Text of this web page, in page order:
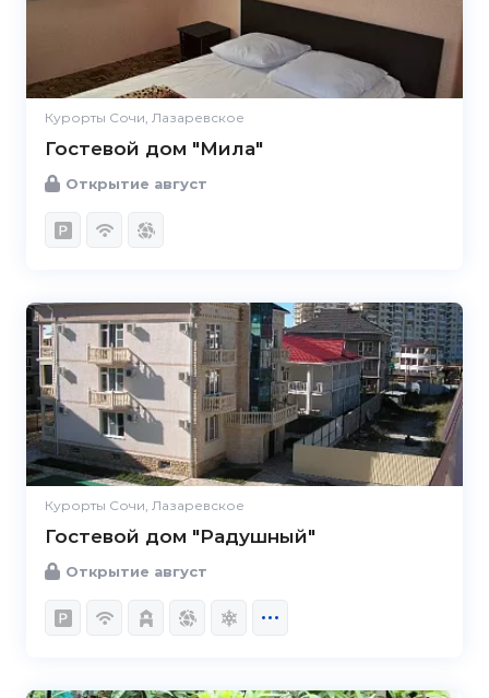
Курорты Сочи, Лазаревское
Гостевой дом "Мила"
Открытие август
Курорты Сочи, Лазаревское
Гостевой дом "Радушный"
Открытие август